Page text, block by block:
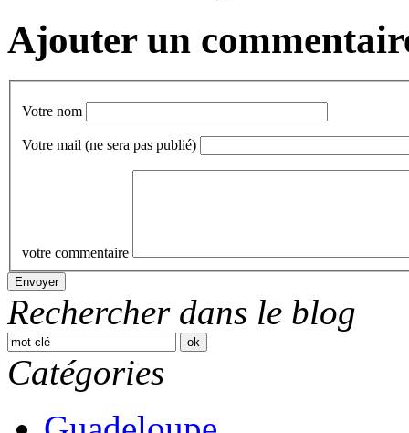
Ajouter un
Votre nom
Votre mail (ne sera pas publié)
votre commentaire
Rechercher dans le blog
Catégories